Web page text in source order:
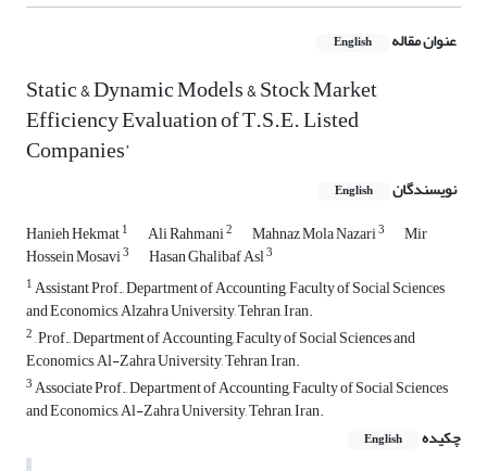
عنوان مقاله English
Static & Dynamic Models & Stock Market
Efficiency Evaluation of T.S.E. Listed
Companies’
نویسندگان English
Hanieh Hekmat1 Ali Rahmani2 Mahnaz Mola Nazari3 Mir
Hossein Mosavi3 Hasan Ghalibaf Asl3
1Assistant Prof., Department of Accounting, Faculty of Social Sciences
and Economics, Alzahra University, Tehran, Iran.
2, Prof., Department of Accounting, Faculty of Social Sciences and
Economics, Al-Zahra University, Tehran, Iran.
3Associate Prof., Department of Accounting, Faculty of Social Sciences
and Economics, Al-Zahra University, Tehran, Iran.
چکیده
English